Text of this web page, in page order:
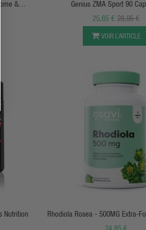
&
Genius ZMA Sport 90
28,95 €
25,65 €
VOIR L’ARTICLE
Services Genius Nutrition
APERÇU RAPIDE
Rhodiola Rosea - 500MG Extra-
- Osavi
24,85 €